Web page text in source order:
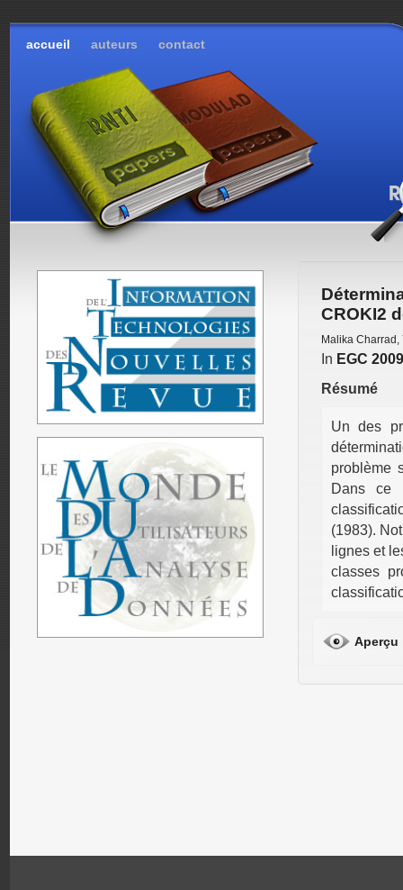
accueil auteurs contact
CROKI2
Malika Charrad ,
In EGC 2009
Résumé
Un des
problème
Dans ce
(1983).
lignes et
classes
Aperçu